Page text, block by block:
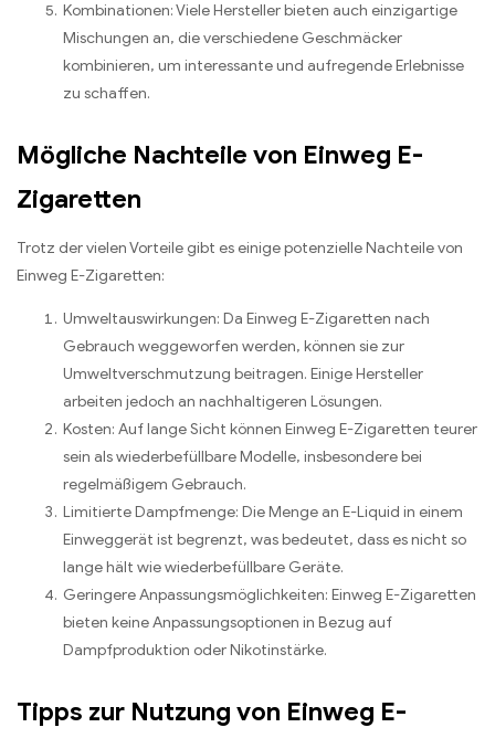
Kombinationen: Viele Hersteller bieten auch einzigartige
Mischungen an, die verschiedene Geschmäcker
kombinieren, um interessante und aufregende Erlebnisse
zu schaffen.
Mögliche Nachteile von Einweg E-
Zigaretten
Trotz der vielen Vorteile gibt es einige potenzielle Nachteile von
Einweg E-Zigaretten:
Umweltauswirkungen: Da Einweg E-Zigaretten nach
Gebrauch weggeworfen werden, können sie zur
Umweltverschmutzung beitragen. Einige Hersteller
arbeiten jedoch an nachhaltigeren Lösungen.
Kosten: Auf lange Sicht können Einweg E-Zigaretten teurer
sein als wiederbefüllbare Modelle, insbesondere bei
regelmäßigem Gebrauch.
Limitierte Dampfmenge: Die Menge an E-Liquid in einem
Einweggerät ist begrenzt, was bedeutet, dass es nicht so
lange hält wie wiederbefüllbare Geräte.
Geringere Anpassungsmöglichkeiten: Einweg E-Zigaretten
bieten keine Anpassungsoptionen in Bezug auf
Dampfproduktion oder Nikotinstärke.
Tipps zur Nutzung von Einweg E-